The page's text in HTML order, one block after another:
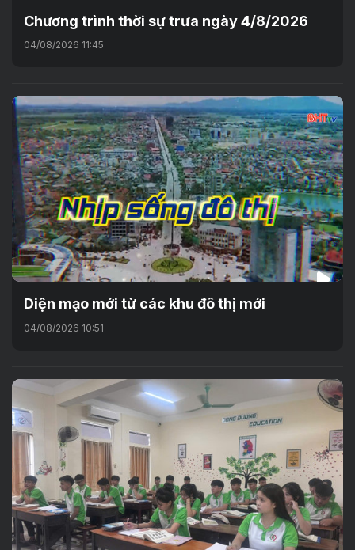
Chương trình thời sự trưa ngày 4/8/2026
04/08/2026 11:45
Diện mạo mới từ các khu đô thị mới
04/08/2026 10:51